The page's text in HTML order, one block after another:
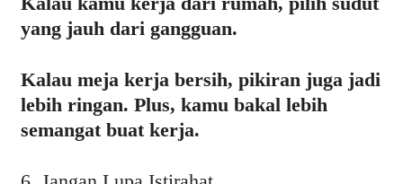
yang jauh dari gangguan.
Kalau meja kerja bersih, pikiran juga jadi
lebih ringan. Plus, kamu bakal lebih
semangat buat kerja.